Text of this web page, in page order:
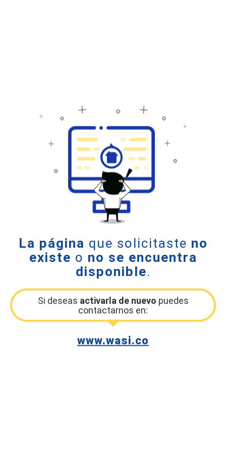
La página que solicitaste no
existe o no se encuentra
disponible.
Si deseas activarla de nuevo puedes
contactarnos en:
www.wasi.co